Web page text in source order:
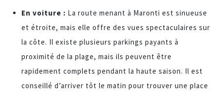
En voiture : La route menant à Maronti est sinueuse
et étroite, mais elle offre des vues spectaculaires sur
la côte. Il existe plusieurs parkings payants à
proximité de la plage, mais ils peuvent être
rapidement complets pendant la haute saison. Il est
conseillé d’arriver tôt le matin pour trouver une place